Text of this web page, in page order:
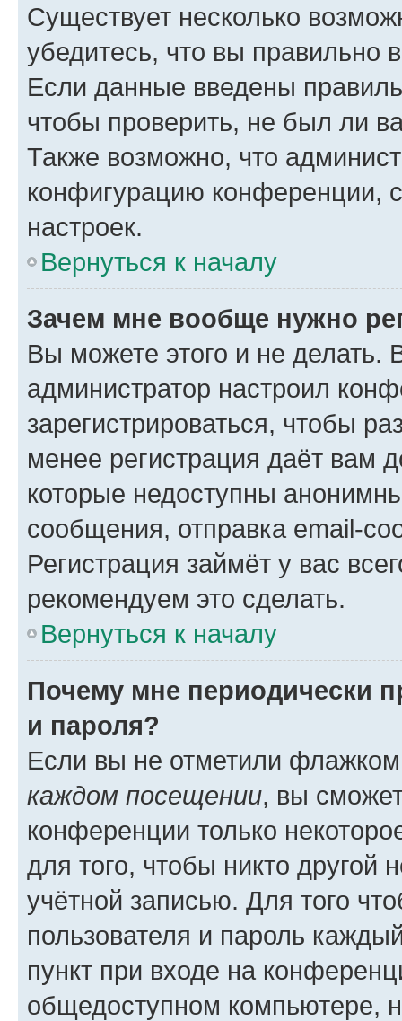
Существует несколько
убедитесь, что вы правильно
Если данные введены
чтобы проверить, не был ли
Также возможно, что
конфигурацию конференции,
настроек.
Вернуться к началу
Зачем мне вообще нужно
Вы можете этого и не делать.
администратор настроил
зарегистрироваться, чтобы
менее регистрация даёт вам
которые недоступны
сообщения, отправка email-
Регистрация займёт у вас
рекомендуем это сделать.
Вернуться к началу
Почему мне периодически
и пароля?
Если вы не отметили
каждом посещении, вы
конференции только
для того, чтобы никто другой
учётной записью. Для того
пользователя и пароль
пункт при входе на
общедоступном компьютере,